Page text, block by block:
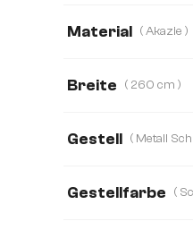
Material ( Akazie )
Breite ( 260 cm )
Gestell
Gestell Schwarz
Gestellfarbe